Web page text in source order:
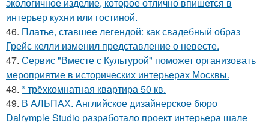
интерьер кухни или гостиной.
46. Платье, ставшее легендой: как свадебный образ
Грейс келли изменил представление о невесте.
47. Сервис "Вместе с Культурой" поможет организовать
мероприятие в исторических интерьерах Москвы.
48. * трёхкомнатная квартира 50 кв.
49. В АЛЬПАХ. Английское дизайнерское бюро
Dalrymple Studio разработало проект интерьера шале